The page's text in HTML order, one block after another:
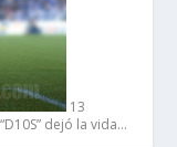
13
dejó la vida…